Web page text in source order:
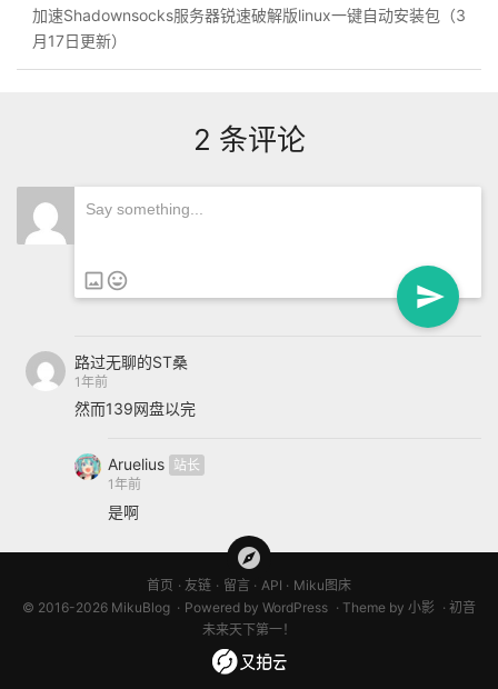
加速Shadownsocks服务器锐速破解版linux一键自动安装包（3
月17日更新）
2 条评论

路过无聊的ST桑
1年前
然而139网盘以完
Aruelius
1年前
是啊
首页 友链 留言 API
Miku图床
© 2016-2026 MikuBlog
Powered by WordPress Theme by小影
初音
未来天下第一！